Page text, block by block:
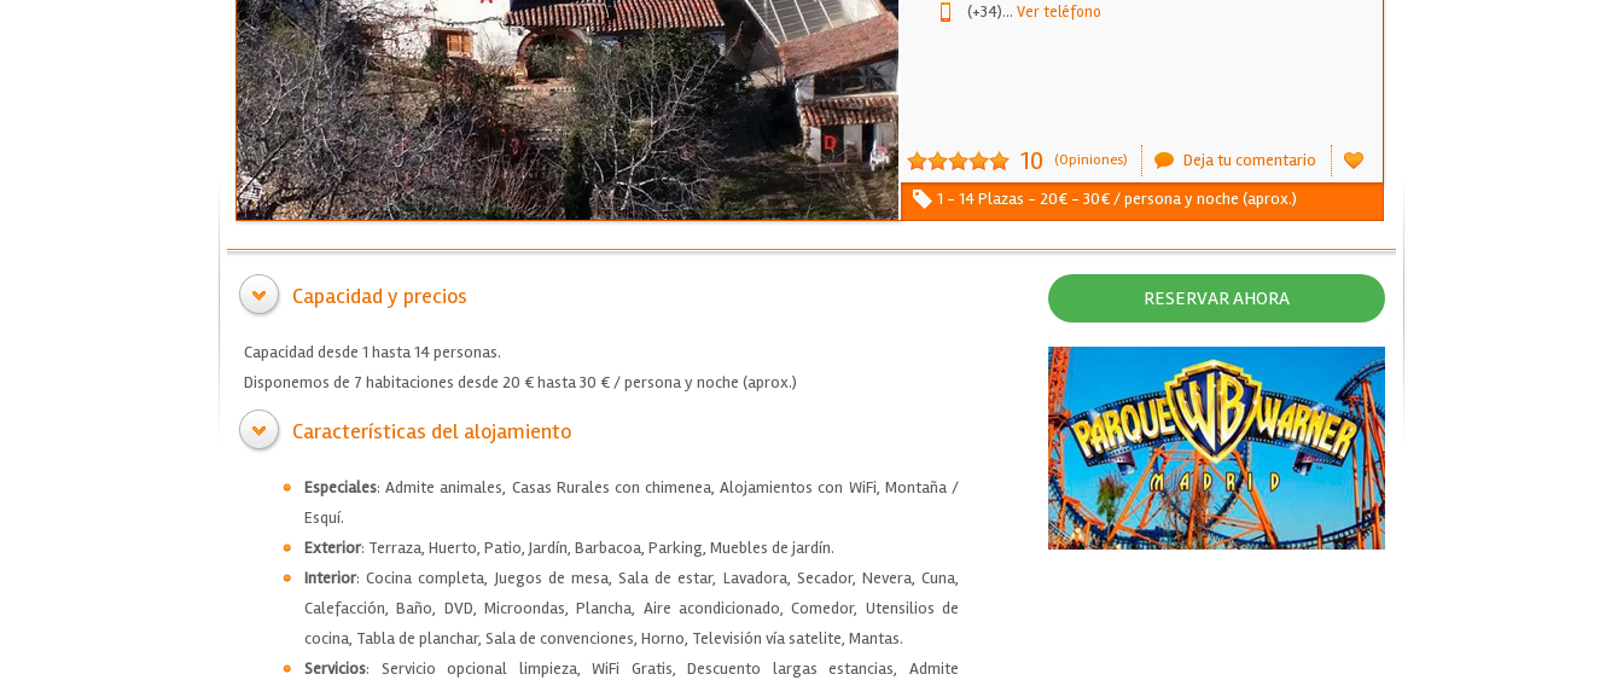
(+34)... Ver teléfono
10 (Opiniones)
Deja tu comentario
1 - 14 Plazas - 20€ - 30€ / persona y noche (aprox.)
Capacidad y precios
Capacidad desde 1 hasta 14 personas.
Disponemos de 7 habitaciones desde 20 € hasta 30 € / persona y noche (aprox.)
Características del alojamiento
Especiales: Admite animales, Casas Rurales con chimenea, Alojamientos con WiFi, Montaña /
Esquí.
Exterior: Terraza, Huerto, Patio, Jardín, Barbacoa, Parking, Muebles de jardín.
Interior: Cocina completa, Juegos de mesa, Sala de estar, Lavadora, Secador, Nevera, Cuna,
Calefacción, Baño, DVD, Microondas, Plancha, Aire acondicionado, Comedor, Utensilios de
cocina, Tabla de planchar, Sala de convenciones, Horno, Televisión vía satelite, Mantas.
Servicios: Servicio opcional limpieza, WiFi Gratis, Descuento largas estancias, Admite
RESERVAR AHORA